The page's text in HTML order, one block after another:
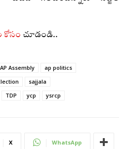
కోసం చూడండి..
AP Assembly
ap politics
sajjala
TDP ycp ysrcp
X WhatsApp